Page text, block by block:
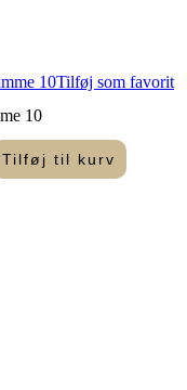
Tilføj som favorit
10
Tilføj til kurv